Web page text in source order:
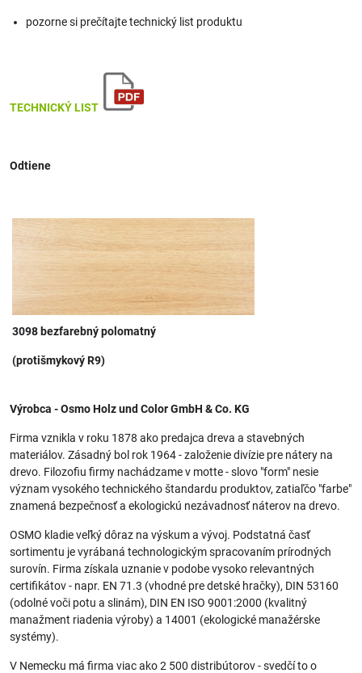
pozorne si prečítajte technický list produktu
TECHNICKÝ LIST
Odtiene
3098 bezfarebný polomatný
(protišmykový R9)
Výrobca - Osmo Holz und Color GmbH & Co. KG
Firma vznikla v roku 1878 ako predajca dreva a stavebných
materiálov. Zásadný bol rok 1964 - založenie divízie pre nátery na
drevo. Filozofiu firmy nachádzame v motte - slovo "form" nesie
význam vysokého technického štandardu produktov, zatiaľčo "farbe"
znamená bezpečnosť a ekologickú nezávadnosť náterov na drevo.
OSMO kladie veľký dôraz na výskum a vývoj. Podstatná časť
sortimentu je vyrábaná technologickým spracovaním prírodných
surovín. Firma získala uznanie v podobe vysoko relevantných
certifikátov - napr. EN 71.3 (vhodné pre detské hračky), DIN 53160
(odolné voči potu a slinám), DIN EN ISO 9001:2000 (kvalitný
manažment riadenia výroby) a 14001 (ekologické manažérske
systémy).
V Nemecku má firma viac ako 2 500 distribútorov - svedčí to o